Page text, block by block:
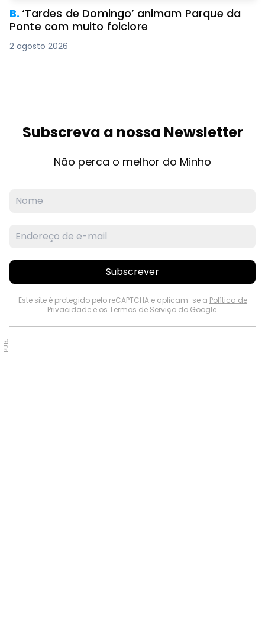
B.‘Tardes de Domingo’ animam Parque da
Ponte com muito folclore
2 agosto 2026
Subscreva a nossa Newsletter
Não perca o melhor do Minho
Subscrever
Este site é protegido pelo reCAPTCHA e aplicam-se a Política de
Privacidadee os Termos de Serviçodo Google.
PUB.